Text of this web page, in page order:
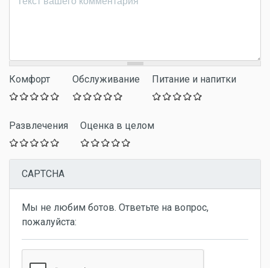
Комфорт Обслуживание Питание и напитки
Развлечения Оценка в целом
CAPTCHA
Мы не любим ботов. Ответьте на вопрос,
пожалуйста: